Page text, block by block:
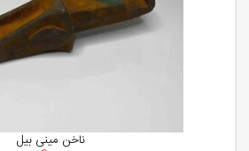
ناخن مینی بیل